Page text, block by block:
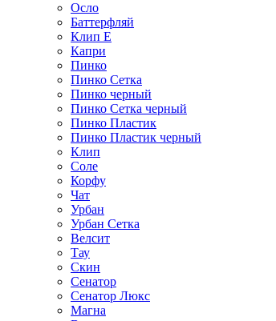
Осло
Баттерфляй
Клип Е
Капри
Пинко
Пинко Сетка
Пинко черный
Пинко Сетка черный
Пинко Пластик
Пинко Пластик черный
Клип
Соле
Корфу
Чат
Урбан
Урбан Сетка
Велсит
Тау
Скин
Сенатор
Сенатор Люкс
Магна